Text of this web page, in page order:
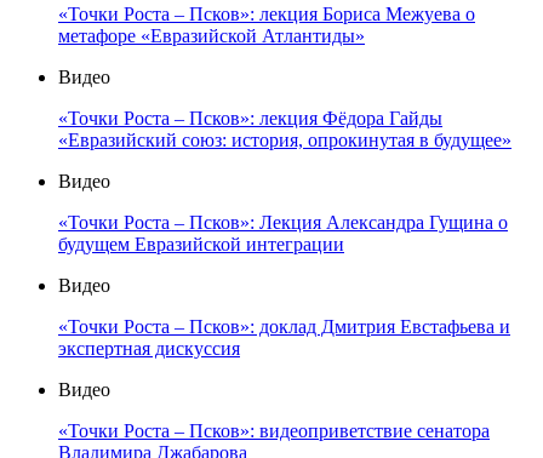
«Точки Роста – Псков»: лекция Бориса Межуева о
метафоре «Евразийской Атлантиды»
Видео
«Точки Роста – Псков»: лекция Фёдора Гайды
«Евразийский союз: история, опрокинутая в будущее»
Видео
«Точки Роста – Псков»: Лекция Александра Гущина о
будущем Евразийской интеграции
Видео
«Точки Роста – Псков»: доклад Дмитрия Евстафьева и
экспертная дискуссия
Видео
«Точки Роста – Псков»: видеоприветствие сенатора
Владимира Джабарова